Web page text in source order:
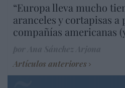
“Europa lleva mucho
aranceles y cortapisas a
compañías americanas
Artículos anteriores